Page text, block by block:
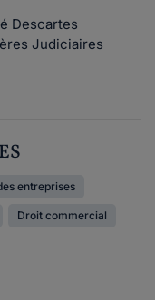
Descartes
Judiciaires
entreprises
Droit commercial